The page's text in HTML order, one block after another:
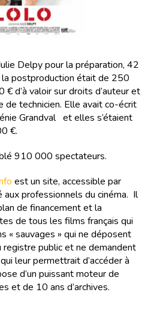
Delpy pour la préparation, 42
postproduction était de 250
d’à valoir sur droits d’auteur et
technicien. Elle avait co-écrit
Grandval et elles s’étaient
€.
910 000 spectateurs.
est un site, accessible par
aux professionnels du cinéma. Il
de financement et la
de tous les films français qui
« sauvages » qui ne déposent
registre public et ne demandent
leur permettrait d’accéder à
d’un puissant moteur de
et de 10 ans d’archives.